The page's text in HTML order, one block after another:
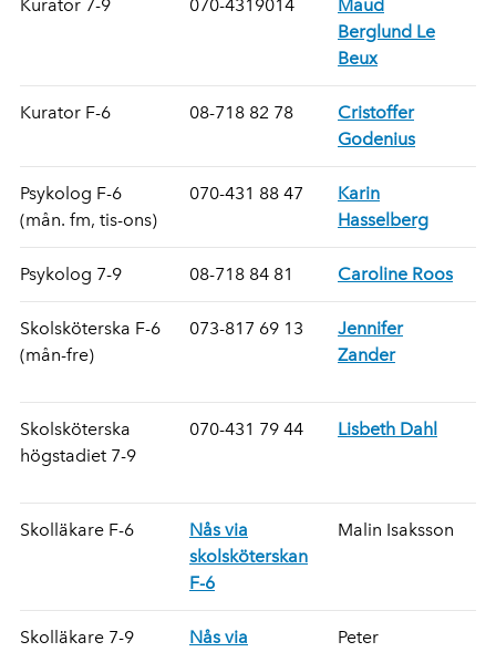
Kurator 7-9 070-4319014
Maud
Berglund Le
Beux
Kurator F-6 08-718 82 78
Cristoffer
Godenius
Psykolog F-6
(mån. fm, tis-ons)
070-431 88 47
Karin
Hasselberg
Psykolog 7-9 08-718 84 81 Caroline Roos
Skolsköterska F-6
(mån-fre)
073-817 69 13
Jennifer
Zander
Skolsköterska
högstadiet 7-9
070-431 79 44 Lisbeth Dahl
Skolläkare F-6
Nås via
skolsköterskan
F-6
Malin Isaksson
Skolläkare 7-9
Nås via
Peter